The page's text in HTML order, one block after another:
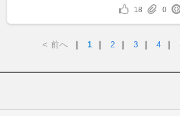
18 0
< 前へ ｜ 1 ｜ 2 ｜ 3 ｜ 4 ｜